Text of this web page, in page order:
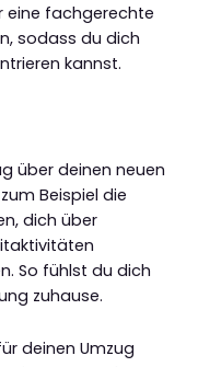
eine fachgerechte
sodass du dich
kannst.
über deinen neuen
Beispiel die
dich über
So fühlst du dich
zuhause.
deinen Umzug